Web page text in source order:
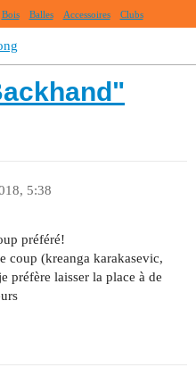
Bois Balles Accessoires Clubs
5:38
préféré!
coup (kreanga karakasevic,
préfère laisser la place à de